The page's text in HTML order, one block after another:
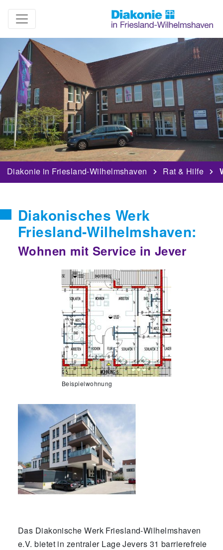
Diakonie in Friesland-Wilhelmshaven Rat & Hilfe
Diakonisches Werk
Friesland-Wilhelmshaven:
Wohnen mit Service in Jever
Beispielwohnung
Das Diakonische Werk Friesland-Wilhelmshaven
e.V. bietet in zentraler Lage Jevers 31 barrierefreie